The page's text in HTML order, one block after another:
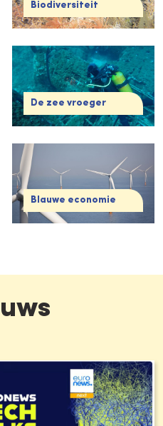
Biodiversiteit
De zee vroeger
Blauwe economie